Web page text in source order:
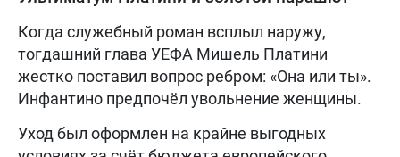
Когда служебный роман всплыл наружу,
тогдашний глава УЕФА Мишель Платини
жестко поставил вопрос ребром: «Она или ты».
Инфантино предпочёл увольнение женщины.
Уход был оформлен на крайне выгодных